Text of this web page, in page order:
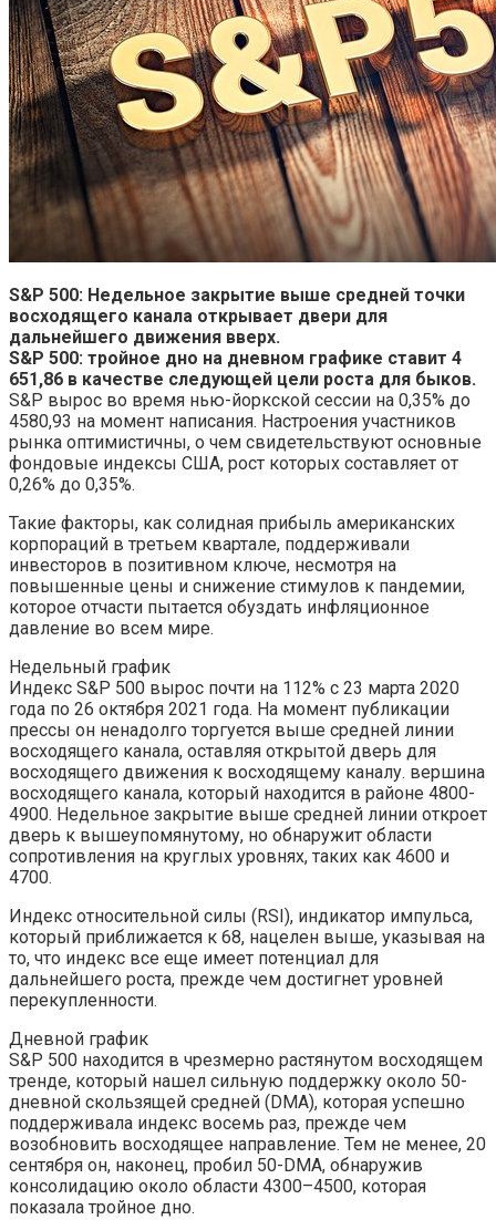
S&P 500: Недельное закрытие выше средней точки
восходящего канала открывает двери для
дальнейшего движения вверх.
S&P 500: тройное дно на дневном графике ставит 4
651,86 в качестве следующей цели роста для быков.
S&P вырос во время нью-йоркской сессии на 0,35% до
4580,93 на момент написания. Настроения участников
рынка оптимистичны, о чем свидетельствуют основные
фондовые индексы США, рост которых составляет от
0,26% до 0,35%.
Такие факторы, как солидная прибыль американских
корпораций в третьем квартале, поддерживали
инвесторов в позитивном ключе, несмотря на
повышенные цены и снижение стимулов к пандемии,
которое отчасти пытается обуздать инфляционное
давление во всем мире.
Недельный график
Индекс S&P 500 вырос почти на 112% с 23 марта 2020
года по 26 октября 2021 года. На момент публикации
прессы он ненадолго торгуется выше средней линии
восходящего канала, оставляя открытой дверь для
восходящего движения к восходящему каналу. вершина
восходящего канала, который находится в районе 4800-
4900. Недельное закрытие выше средней линии откроет
дверь к вышеупомянутому, но обнаружит области
сопротивления на круглых уровнях, таких как 4600 и
4700.
Индекс относительной силы (RSI), индикатор импульса,
который приближается к 68, нацелен выше, указывая на
то, что индекс все еще имеет потенциал для
дальнейшего роста, прежде чем достигнет уровней
перекупленности.
Дневной график
S&P 500 находится в чрезмерно растянутом восходящем
тренде, который нашел сильную поддержку около 50-
дневной скользящей средней (DMA), которая успешно
поддерживала индекс восемь раз, прежде чем
возобновить восходящее направление. Тем не менее, 20
сентября он, наконец, пробил 50-DMA, обнаружив
консолидацию около области 4300–4500, которая
показала тройное дно.